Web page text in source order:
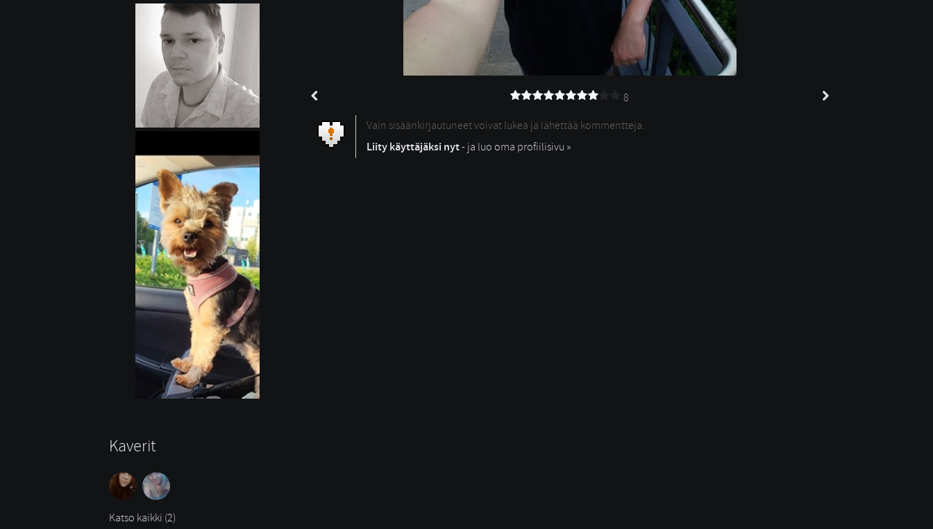
Kaverit
Katso kaikki (2)
8
Vain sisäänkirjautuneet voivat lukea ja lähettää kommentteja.
Liity käyttäjäksi nyt- ja luo oma profiilisivu »